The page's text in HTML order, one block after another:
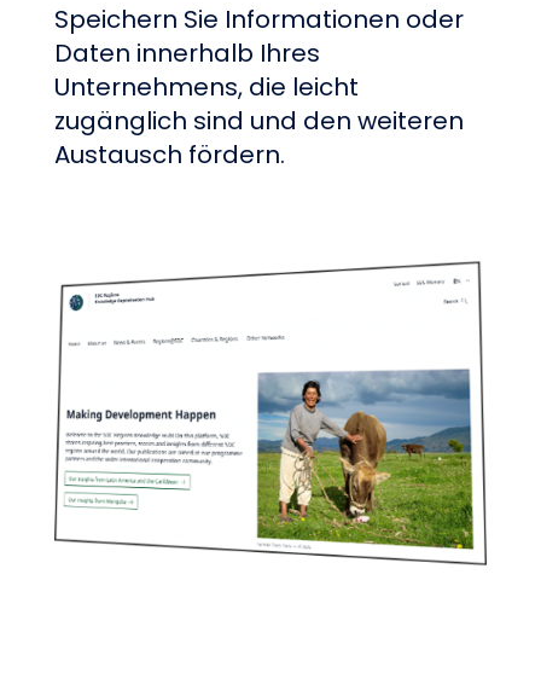
Speichern Sie Informationen oder
Daten innerhalb Ihres
Unternehmens, die leicht
zugänglich sind und den weiteren
Austausch fördern.